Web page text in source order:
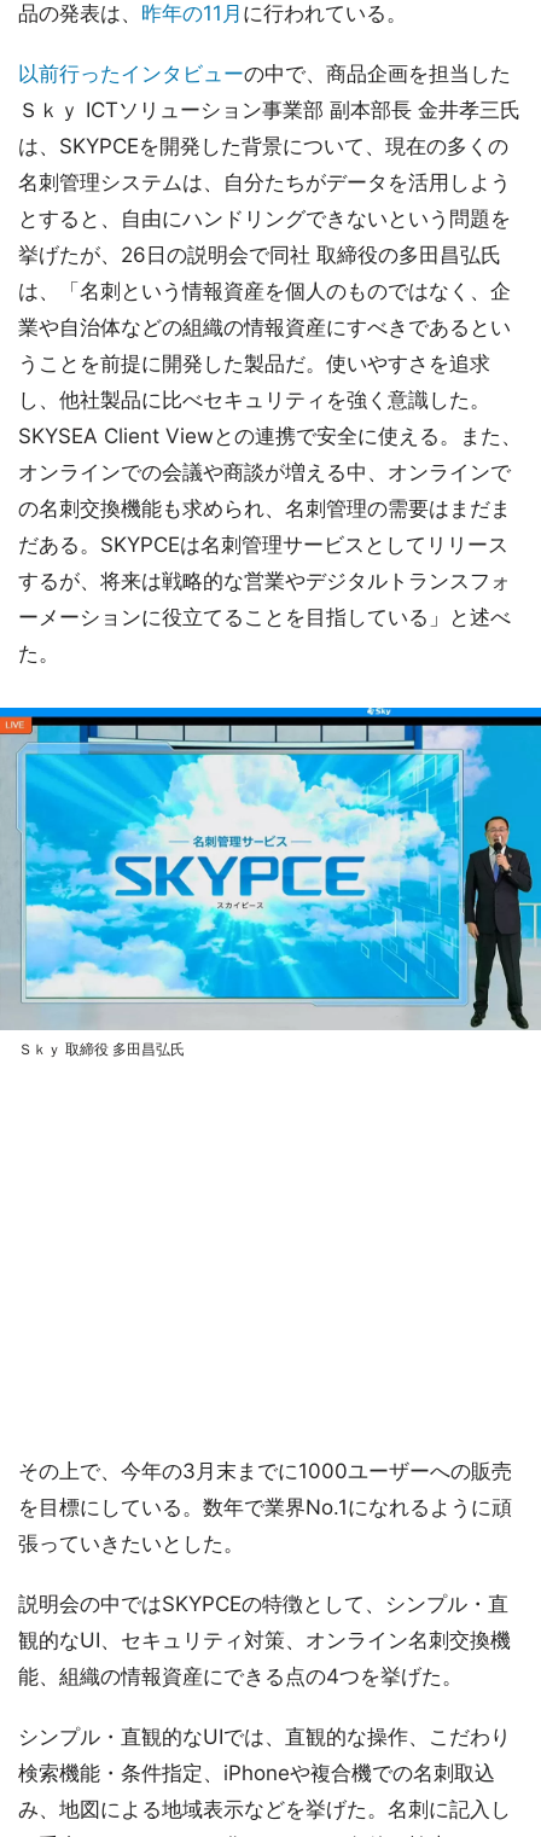
品の発表は、 昨年の11月 に行われている。
以前行ったインタビューの中で、商品企画を担当した
Ｓｋｙ ICTソリューション事業部 副本部長 金井孝三氏
は、SKYPCEを開発した背景について、現在の多くの
名刺管理システムは、自分たちがデータを活用しよう
とすると、自由にハンドリングできないという問題を
挙げたが、26日の説明会で同社 取締役の多田昌弘氏
は、「名刺という情報資産を個人のものではなく、企
業や自治体などの組織の情報資産にすべきであるとい
うことを前提に開発した製品だ。使いやすさを追求
し、他社製品に比べセキュリティを強く意識した。
SKYSEA Client Viewとの連携で安全に使える。また、
オンラインでの会議や商談が増える中、オンラインで
の名刺交換機能も求められ、名刺管理の需要はまだま
だある。SKYPCEは名刺管理サービスとしてリリース
するが、将来は戦略的な営業やデジタルトランスフォ
ーメーションに役立てることを目指している」と述べ
た。
Ｓｋｙ 取締役 多田昌弘氏
その上で、今年の3月末までに1000ユーザーへの販売
を目標にしている。数年で業界No.1になれるように頑
張っていきたいとした。
説明会の中ではSKYPCEの特徴として、シンプル・直
観的なUI、セキュリティ対策、オンライン名刺交換機
能、組織の情報資産にできる点の4つを挙げた。
シンプル・直観的なUIでは、直観的な操作、こだわり
検索機能・条件指定、iPhoneや複合機での名刺取込
み、地図による地域表示などを挙げた。名刺に記入し